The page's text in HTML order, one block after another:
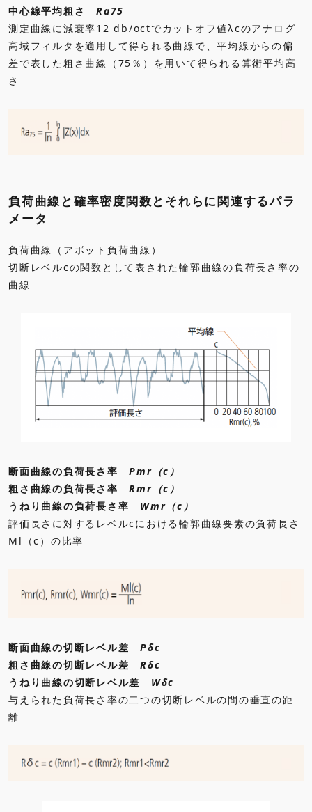
中心線平均粗さ Ra75
測定曲線に減衰率12 db/octでカットオフ値λcのアナログ
高域フィルタを適用して得られる曲線で、平均線からの偏
差で表した粗さ曲線（75％）を用いて得られる算術平均高
さ
負荷曲線と確率密度関数とそれらに関連するパラ
メータ
負荷曲線（アボット負荷曲線）
切断レベルcの関数として表された輪郭曲線の負荷長さ率の
曲線
断面曲線の負荷長さ率Pmr（c）
粗さ曲線の負荷長さ率Rmr（c）
うねり曲線の負荷長さ率 Wmr（c）
評価長さに対するレベルcにおける輪郭曲線要素の負荷長さ
Ml（c）の比率
断面曲線の切断レベル差 Pδc
粗さ曲線の切断レベル差 Rδc
うねり曲線の切断レベル差 Wδc
与えられた負荷長さ率の二つの切断レベルの間の垂直の距
離